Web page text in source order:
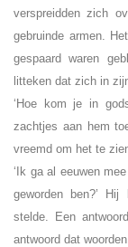
verspreidden zich
gebruinde armen.
gespaard waren
litteken dat zich in
‘Hoe kom je in
zachtjes aan hem
vreemd om het te
‘Ik ga al eeuwen
geworden ben?’
stelde. Een
antwoord dat